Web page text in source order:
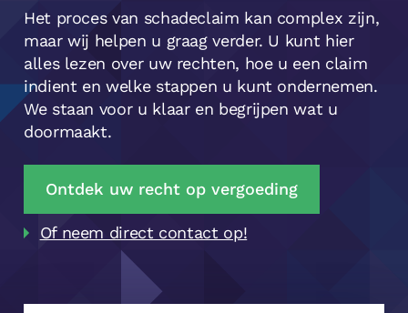
Het proces van schadeclaim kan complex zijn,
maar wij helpen u graag verder. U kunt hier
alles lezen over uw rechten, hoe u een claim
indient en welke stappen u kunt ondernemen.
We staan voor u klaar en begrijpen wat u
doormaakt.
Ontdek uw recht op vergoeding
Of neem direct contact op!